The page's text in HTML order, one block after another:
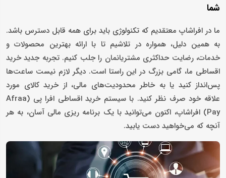
شما
ما در افراشاپ معتقدیم که تکنولوژی باید برای همه قابل دسترس باشد.
به همین دلیل، همواره در تلاشیم تا با ارائه بهترین محصولات و
خدمات، رضایت حداکثری مشتریانمان را جلب کنیم. تجربه جدید خرید
اقساطی ما، گامی بزرگ در این راستا است. دیگر لازم نیست ساعت‌ها
پس‌انداز کنید یا به خاطر محدودیت‌های مالی، از خرید کالای مورد
علاقه خود صرف نظر کنید. با سیستم خرید اقساطی افرا پی (Afraa
Pay) افراشاپ، اکنون می‌توانید با یک برنامه ‌ریزی مالی آسان، به هر
آنچه که می‌خواهید دست یابید.